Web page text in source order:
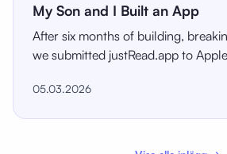
My Son and I Built an App
After six months of building,
we submitted justRead.app to
05.03.2026